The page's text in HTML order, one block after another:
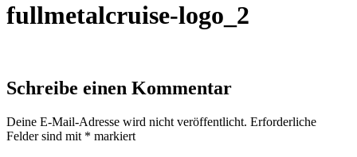
fullmetalcruise-logo_2
Schreibe einen Kommentar
Deine E-Mail-Adresse wird nicht veröffentlicht. Erforderliche
Felder sind mit * markiert